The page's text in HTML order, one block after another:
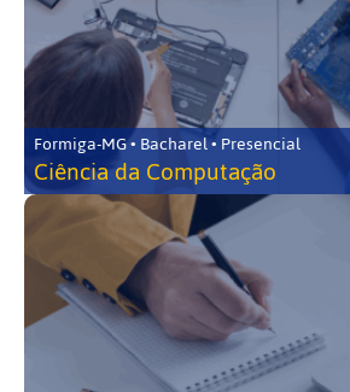
Formiga-MG • Bacharel • Presencial
Ciência da Computação